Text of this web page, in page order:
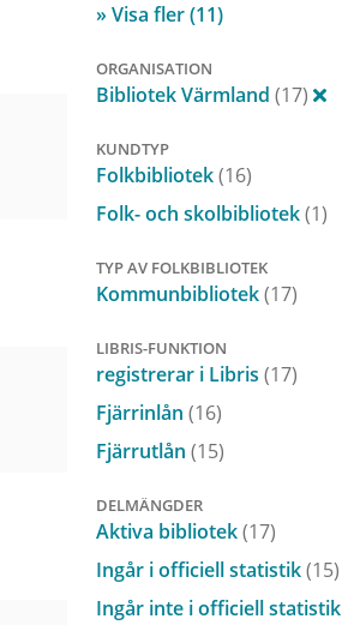
» Visa fler (11)
ORGANISATION
Bibliotek Värmland (17)
KUNDTYP
Folkbibliotek(16)
Folk- och skolbibliotek(1)
TYP AV FOLKBIBLIOTEK
Kommunbibliotek(17)
LIBRIS-FUNKTION
registrerar i Libris (17)
Fjärrinlån (16)
Fjärrutlån (15)
DELMÄNGDER
Aktiva bibliotek(17)
Ingår i officiell statistik(15)
Ingår inte i officiell statistik